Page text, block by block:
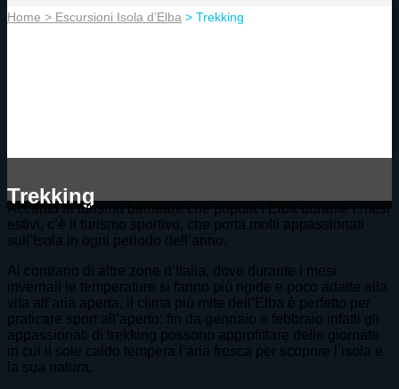
Home > Escursioni Isola d’Elba > Trekking
Trekking
Accanto al turismo balneare che popola l’Elba durante i mesi
estivi, c’è il turismo sportivo, che porta molti appassionati
sull’Isola in ogni periodo dell’anno.
Al contrario di altre zone d’Italia, dove durante i mesi
invernali le temperature si fanno più rigide e poco adatte alla
vita all’aria aperta, il clima più mite dell’Elba è perfetto per
praticare sport all’aperto: fin da gennaio e febbraio infatti gli
appassionati di trekking possono approfittare delle giornate
in cui il sole caldo tempera l’aria fresca per scoprire l’isola e
la sua natura.